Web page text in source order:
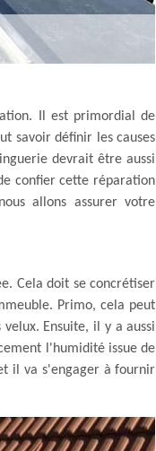
Il est primordial de
savoir définir les causes
devrait être aussi
confier cette réparation
allons assurer votre
Cela doit se concrétiser
Primo, cela peut
Ensuite, il y a aussi
l'humidité issue de
il va s'engager à fournir